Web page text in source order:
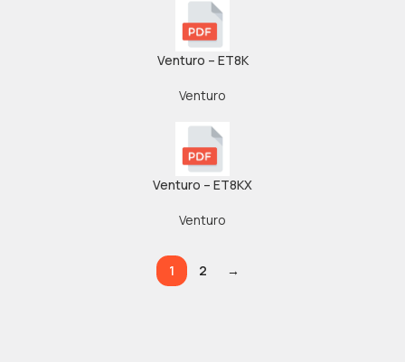
Venturo – ET8K
Venturo
Venturo – ET8KX
Venturo
1 2 →